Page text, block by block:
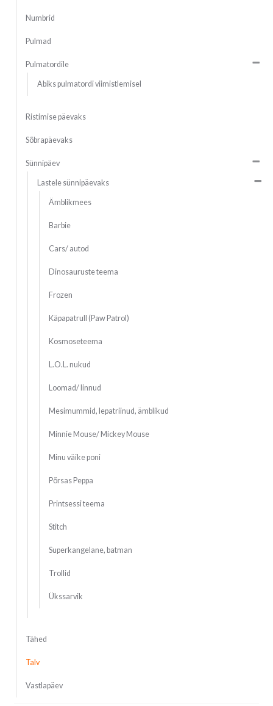
Numbrid
Pulmad
Pulmatordile
Abiks pulmatordi viimistlemisel
Ristimise päevaks
Sõbrapäevaks
Sünnipäev
Lastele sünnipäevaks
Ämblikmees
Barbie
Cars/ autod
Dinosauruste teema
Frozen
Käpapatrull (Paw Patrol)
Kosmoseteema
L.O.L. nukud
Loomad/ linnud
Mesimummid, lepatriinud, ämblikud
Minnie Mouse/ Mickey Mouse
Minu väike poni
Põrsas Peppa
Printsessi teema
Stitch
Superkangelane, batman
Trollid
Ükssarvik
Tähed
Talv
Vastlapäev